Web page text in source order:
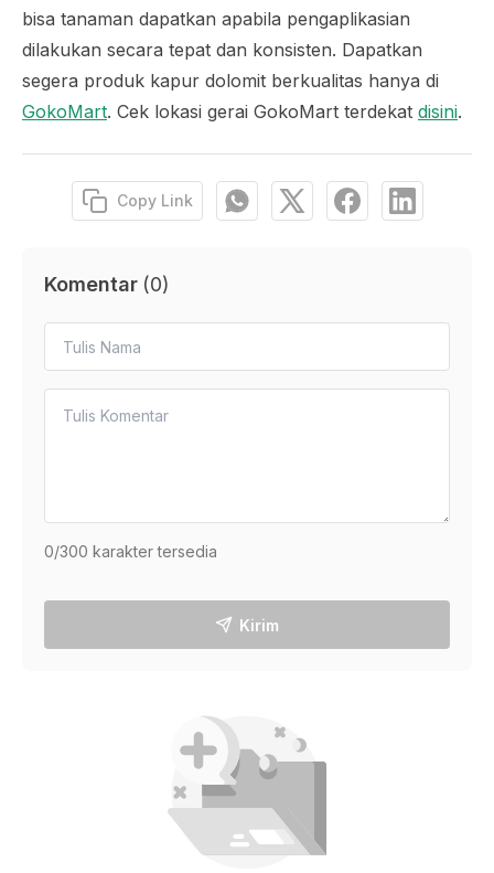
bisa tanaman dapatkan apabila pengaplikasian
dilakukan secara tepat dan konsisten. Dapatkan
segera produk kapur dolomit berkualitas hanya di
GokoMart. Cek lokasi gerai GokoMart terdekat disini.
Copy Link
Komentar (0)
0/300 karakter tersedia
Kirim